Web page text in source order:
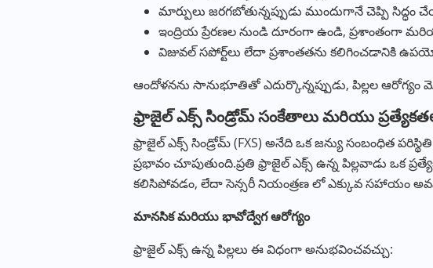
మార్పులు జరగబోతున్నప్పుడు ముందుగానే చెప్పి సిద్ధం
ఇంద్రియ ప్రేరణల నుండి దూరంగా ఉండి, ప్రశాంతంగా
విజువల్ సపోర్ట్‌లు లేదా ప్రశాంతతను కలిగించడానికి
ఆందోళనను సానుభూతితో ఎదుర్కొన్నప్పుడు, పిల్లల
ఫ్రాజైల్ ఎక్స్ సిండ్రోమ్ సంకేతాలు మరియు
ఫ్రాజైల్ ఎక్స్ సిండ్రోమ్ (FXS) అనేది ఒక జన్యు సంబంధిత
ప్రభావం చూపుతుంది.ప్రతి ఫ్రాజైల్ ఎక్స్ ఉన్న పిల్లవాడు ఒక
కలిసిపోవడం, లేదా సెన్సరీ నియంత్రణ లో ఎక్కువ సహాయం
మానసికమరియుభావోద్వేగఆరోగ్యం
ఫ్రాజైల్ ఎక్స్ ఉన్న పిల్లలు ఈ విధంగా అనుభవించవచ్చు: